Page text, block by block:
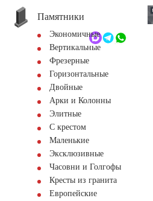
+7 (495) 518-44-23
Обратный звонок
Памятники
Экономичные
Вертикальные
Фрезерные
Горизонтальные
Двойные
Арки и Колонны
Элитные
С крестом
Маленькие
Эксклюзивные
Часовни и Голгофы
Кресты из гранита
Европейские